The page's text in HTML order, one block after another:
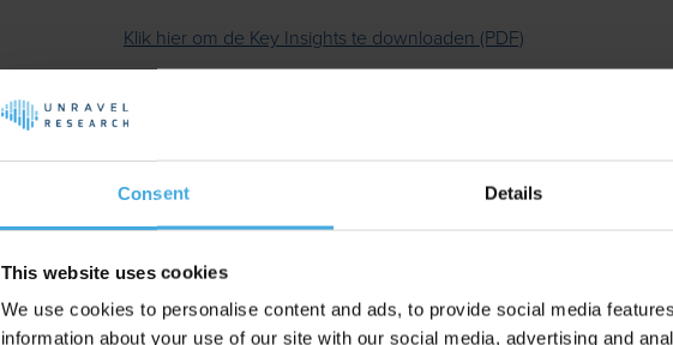
Consent Details
This website uses cookies
We use cookies to personalise content and ads, to provide social media
information about your use of our site with our social media, advertising and
Klik hier om de Key Insights te downloaden (PDF)